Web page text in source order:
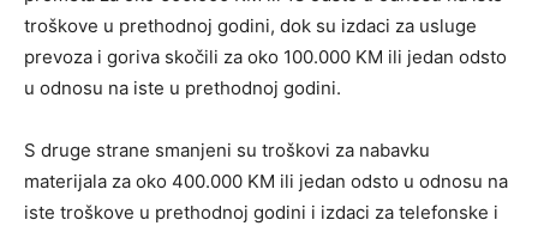
troškove u prethodnoj godini, dok su izdaci za usluge
prevoza i goriva skočili za oko 100.000 KM ili jedan odsto
u odnosu na iste u prethodnoj godini.
S druge strane smanjeni su troškovi za nabavku
materijala za oko 400.000 KM ili jedan odsto u odnosu na
iste troškove u prethodnoj godini i izdaci za telefonske i